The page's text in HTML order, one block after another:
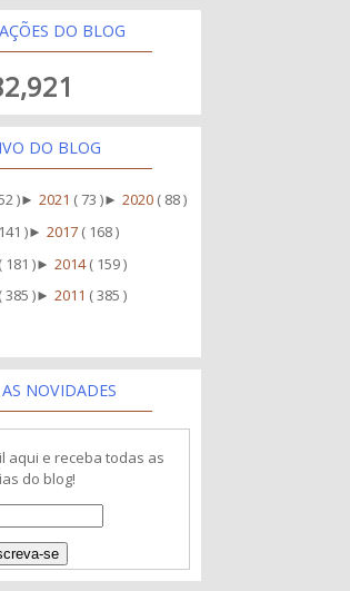
DO BLOG
DO BLOG
)►2021 ( 73 )►2020 ( 88 )
)►2017 ( 168 )
( 181 )►2014( 159 )
( 385 )►2011 ( 385 )
AS NOVIDADES
aqui e receba todas as
do blog!